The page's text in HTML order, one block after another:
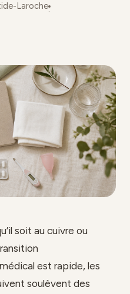
Laroche
·
soit au cuivre ou
est rapide, les
soulèvent des